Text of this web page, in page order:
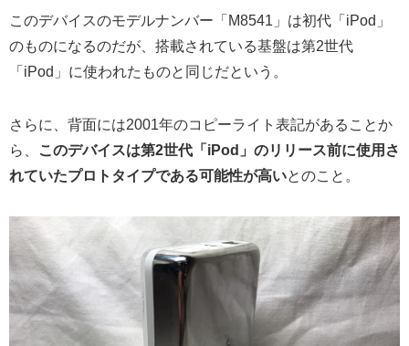
このデバイスのモデルナンバー「M8541」は初代「iPod」
のものになるのだが、搭載されている基盤は第2世代
「iPod」に使われたものと同じだという。
さらに、背面には2001年のコピーライト表記があることか
ら、
このデバイスは第2世代「iPod」のリリース前に使用さ
れていたプロトタイプである可能性が高いとのこと。